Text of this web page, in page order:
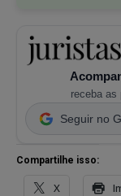
receba
Seguir no
Compartilhe isso:
X